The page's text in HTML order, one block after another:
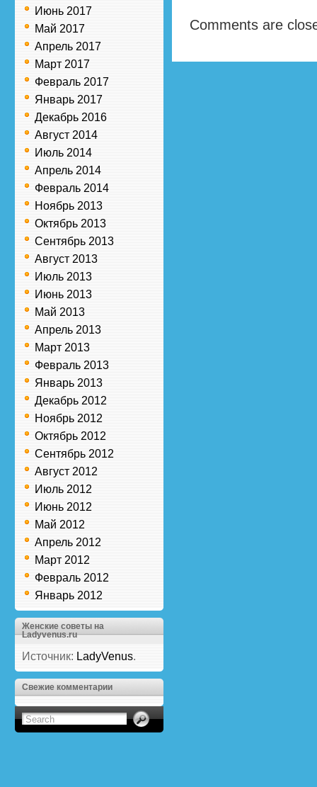
Июнь 2017
Май 2017
Апрель 2017
Март 2017
Февраль 2017
Январь 2017
Декабрь 2016
Август 2014
Июль 2014
Апрель 2014
Февраль 2014
Ноябрь 2013
Октябрь 2013
Сентябрь 2013
Август 2013
Июль 2013
Июнь 2013
Май 2013
Апрель 2013
Март 2013
Февраль 2013
Январь 2013
Декабрь 2012
Ноябрь 2012
Октябрь 2012
Сентябрь 2012
Август 2012
Июль 2012
Июнь 2012
Май 2012
Апрель 2012
Март 2012
Февраль 2012
Январь 2012
Женские советы на
Ladyvenus.ru
Источник: LadyVenus.
Свежие комментарии
Comments are